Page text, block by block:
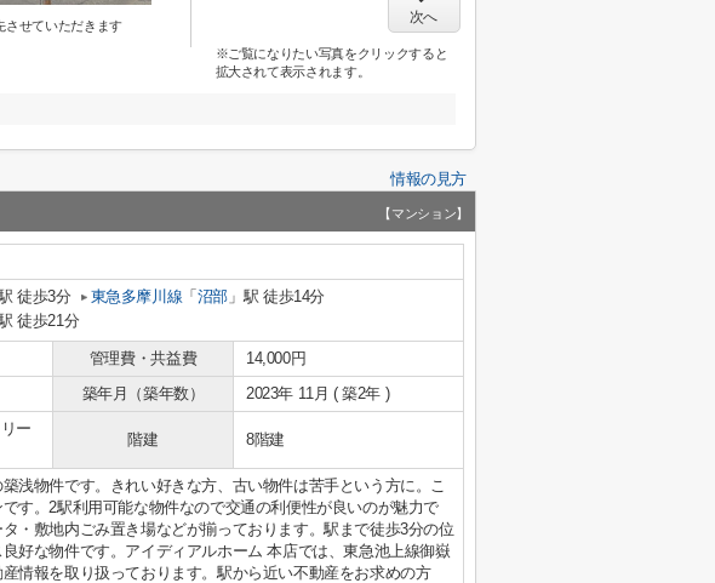
させていただきます 次へ
※ご覧になりたい写真をクリックすると
拡大されて表示されます。
情報の見方
【マンション】
徒歩3分 東急多摩川線 「 沼部 」駅 徒歩14分
徒歩21分
管理費・共益費
14,000円
築年月（築年数） 2023年 11月 ( 築2年 )
ー
階建 8階建
浅物件です。きれい好きな方、古い物件は苦手という方に。こ
す。2駅利用可能な物件なので交通の利便性が良いのが魅力で
・敷地内ごみ置き場などが揃っております。駅まで徒歩3分の位
好な物件です。アイディアルホーム 本店では、東急池上線御嶽
情報を取り扱っております。駅から近い不動産をお求めの方